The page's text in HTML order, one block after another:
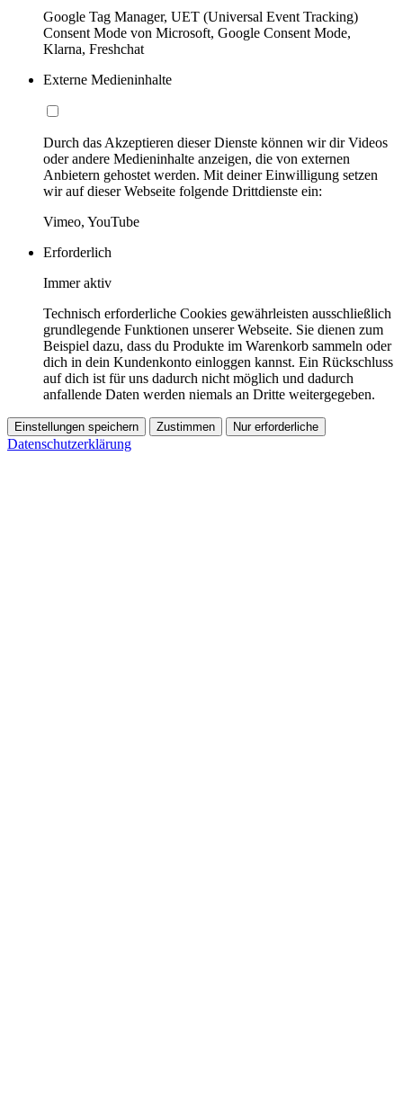
Google Tag Manager, UET (Universal Event Tracking)
Consent Mode von Microsoft, Google Consent Mode,
Klarna, Freshchat
Externe Medieninhalte
Durch das Akzeptieren dieser Dienste können wir dir Videos
oder andere Medieninhalte anzeigen, die von externen
Anbietern gehostet werden. Mit deiner Einwilligung setzen
wir auf dieser Webseite folgende Drittdienste ein:
Vimeo, YouTube
Erforderlich
Immer aktiv
Technisch erforderliche Cookies gewährleisten ausschließlich
grundlegende Funktionen unserer Webseite. Sie dienen zum
Beispiel dazu, dass du Produkte im Warenkorb sammeln oder
dich in dein Kundenkonto einloggen kannst. Ein Rückschluss
auf dich ist für uns dadurch nicht möglich und dadurch
anfallende Daten werden niemals an Dritte weitergegeben.
Einstellungen speichern Zustimmen Nur erforderliche
Datenschutzerklärung